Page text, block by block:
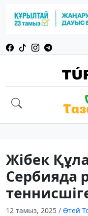
Жібек
Сербияда
12 тамыз, 2025 / Өтей